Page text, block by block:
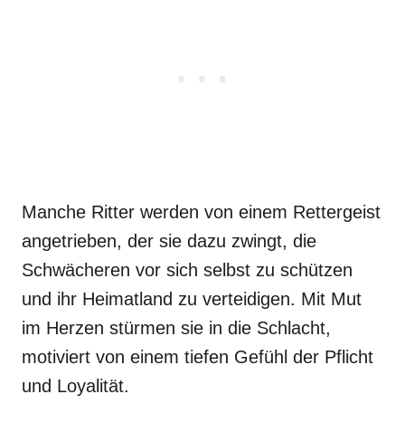
Manche Ritter werden von einem Rettergeist
angetrieben, der sie dazu zwingt, die
Schwächeren vor sich selbst zu schützen
und ihr Heimatland zu verteidigen. Mit Mut
im Herzen stürmen sie in die Schlacht,
motiviert von einem tiefen Gefühl der Pflicht
und Loyalität.